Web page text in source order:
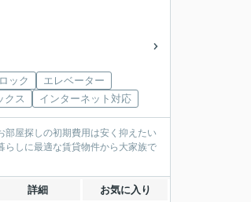
ック
エレベーター
クス インターネット対応
屋探しの初期費用は安く抑えたい
らしに最適な賃貸物件から大家族で
詳細 お気に入り